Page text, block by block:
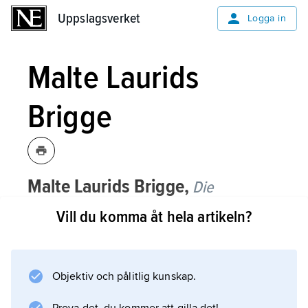
Uppslagsverket Logga in
Malte Laurids
Brigge
Malte Laurids Brigge, Die
Aufzeichnungen des Malte Laurids
Brigge, roman av den tyske författaren
Formen är en anteckningsbok där pennan
Vill du komma åt hela artikeln?
Objektiv och pålitlig kunskap.